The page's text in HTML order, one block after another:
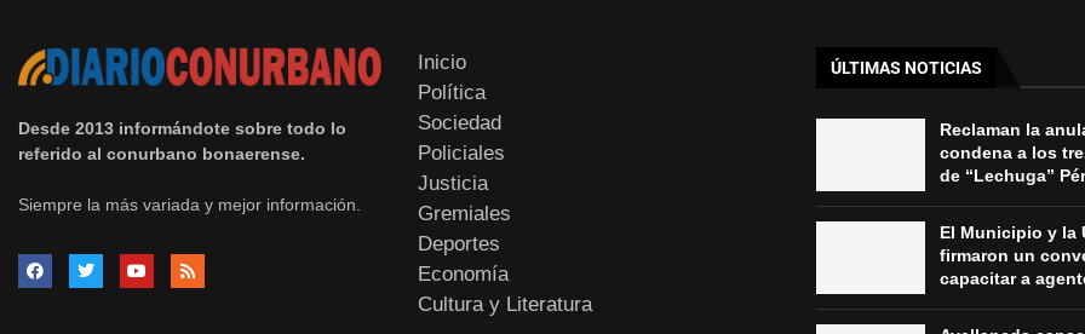
Desde 2013 informándote sobre todo lo
referido al conurbano bonaerense.
Siempre la más variada y mejor información.
Inicio
Política
Sociedad
Policiales
Justicia
Gremiales
Deportes
Economía
Cultura y Literatura
ÚLTIMAS NOTICIAS
Reclaman la
condena a los
de “Lechuga”
El Municipio y la
firmaron un
capacitar a